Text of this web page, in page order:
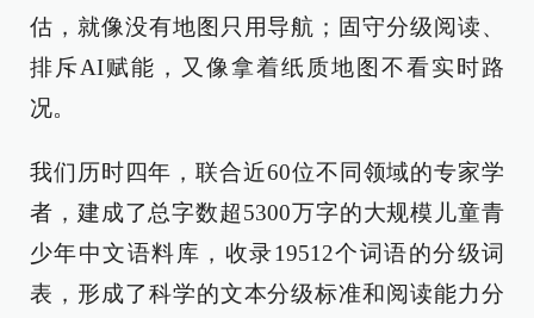
估，就像没有地图只用导航；固守分级阅读、
排斥AI赋能，又像拿着纸质地图不看实时路
况。
我们历时四年，联合近60位不同领域的专家学
者，建成了总字数超5300万字的大规模儿童青
少年中文语料库，收录19512个词语的分级词
表，形成了科学的文本分级标准和阅读能力分